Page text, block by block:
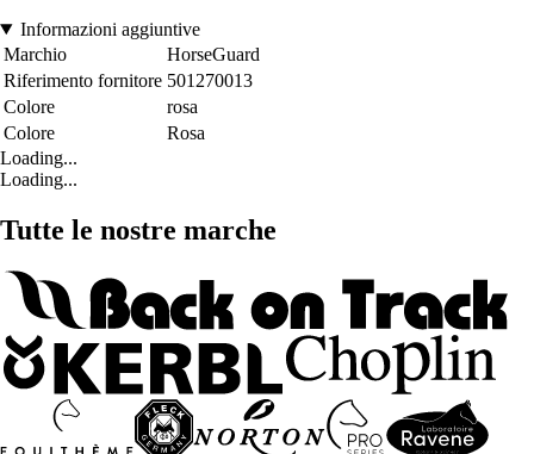
Informazioni aggiuntive
Marchio
HorseGuard
Riferimento fornitore 501270013
Colore
rosa
Colore
Rosa
Loading...
Loading...
Tutte le nostre marche